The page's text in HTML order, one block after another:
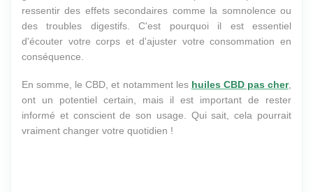
ressentir des effets secondaires comme la somnolence ou
des troubles digestifs. C'est pourquoi il est essentiel
d'écouter votre corps et d'ajuster votre consommation en
conséquence.
En somme, le CBD, et notamment les huiles CBD pas cher,
ont un potentiel certain, mais il est important de rester
informé et conscient de son usage. Qui sait, cela pourrait
vraiment changer votre quotidien !